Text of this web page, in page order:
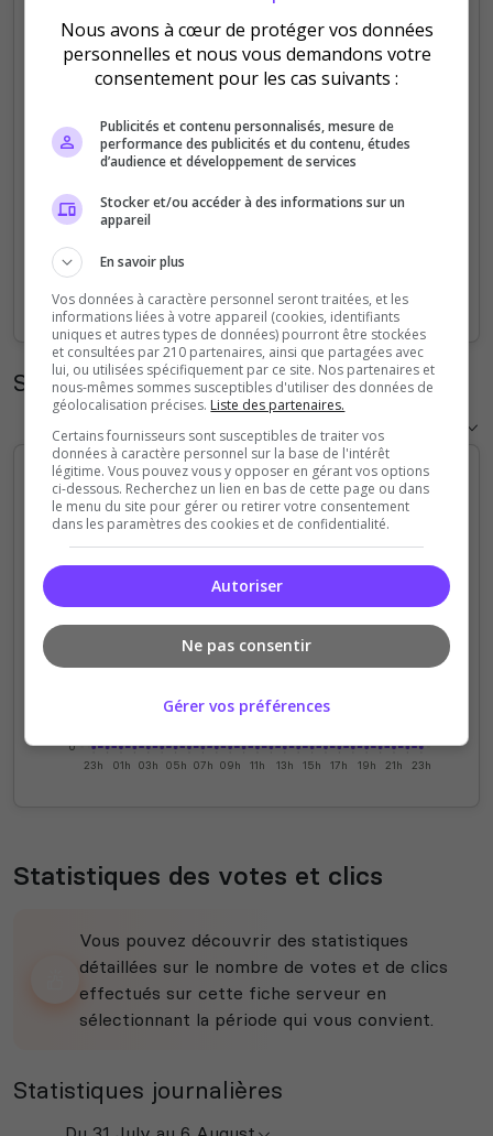
0
3
5
Sep Oct Nov Dec Jan Feb Mar Apr May Jun Jul Aug
Statistiques horaires
0
5
23h 01h 03h 05h 07h 09h 11h 13h 15h 17h 19h 21h 23h
Statistiques des votes et clics
Vous pouvez découvrir des statistiques
détaillées sur le nombre de votes et de clics
effectués sur cette fiche serveur en
sélectionnant la période qui vous convient.
Statistiques journalières
Nous avons à cœur de protéger vos données
personnelles et nous vous demandons votre
consentement pour les cas suivants :
Publicités et contenu personnalisés, mesure de
performance des publicités et du contenu, études
d’audience et développement de services
Stocker et/ou accéder à des informations sur un
appareil
En savoir plus
Vos données à caractère personnel seront traitées, et les
informations liées à votre appareil (cookies, identifiants
uniques et autres types de données) pourront être stockées
et consultées par 210 partenaires, ainsi que partagées avec
lui, ou utilisées spécifiquement par ce site. Nos partenaires et
nous-mêmes sommes susceptibles d'utiliser des données de
géolocalisation précises. Liste des partenaires.
Certains fournisseurs sont susceptibles de traiter vos
données à caractère personnel sur la base de l'intérêt
légitime. Vous pouvez vous y opposer en gérant vos options
ci-dessous. Recherchez un lien en bas de cette page ou dans
le menu du site pour gérer ou retirer votre consentement
dans les paramètres des cookies et de confidentialité.
Autoriser
Ne pas consentir
Gérer vos préférences